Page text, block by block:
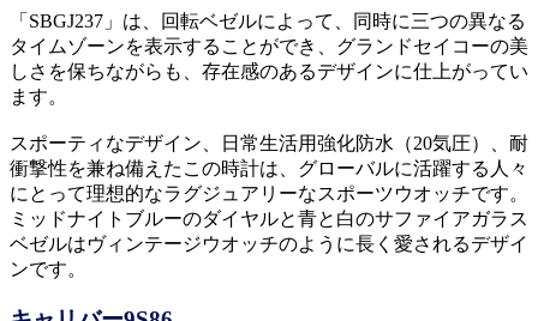
「SBGJ237」は、回転ベゼルによって、同時に三つの異なる
タイムゾーンを表示することができ、グランドセイコーの美
しさを保ちながらも、存在感のあるデザインに仕上がってい
ます。
スポーティなデザイン、日常生活用強化防水（20気圧）、耐
衝撃性を兼ね備えたこの時計は、グローバルに活躍する人々
にとって理想的なラグジュアリーなスポーツウオッチです。
ミッドナイトブルーのダイヤルと青と白のサファイアガラス
ベゼルはヴィンテージウオッチのように長く愛されるデザイ
ンです。